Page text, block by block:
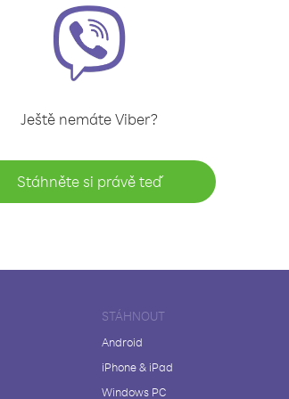
Ještě nemáte Viber?
Stáhněte si právě teď
STÁHNOUT
Android
iPhone & iPad
Windows PC